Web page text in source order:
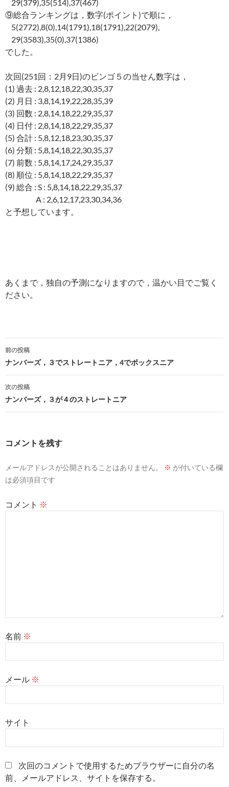
29(379),35(514),37(467)
⑨総合ランキングは，数字(ポイント)で順に，
5(2772),8(0),14(1791),18(1791),22(2079),
29(3583),35(0),37(1386)
でした。
次回(251回：2月9日)のビンゴ５の当せん数字は，
(1) 過去 : 2,8,12,18,22,30,35,37
(2) 月日 : 3,8,14,19,22,28,35,39
(3) 回数 : 2,8,14,18,22,29,35,37
(4) 日付 : 2,8,14,18,22,29,35,37
(5) 合計 : 5,8,12,18,23,30,35,37
(6) 分類 : 5,8,14,18,22,30,35,37
(7) 前数 : 5,8,14,17,24,29,35,37
(8) 順位 : 5,8,14,18,22,29,35,37
(9) 総合 : S : 5,8,14,18,22,29,35,37
A : 2,6,12,17,23,30,34,36
と予想しています。
あくまで，独自の予測になりますので，温かい目でご覧く
ださい。
投
稿
ナ
ビ
ゲ
ョ
前の投稿
ナンバーズ，３でストレートニア，4でボックスニア
次の投稿
ナンバーズ，３が４のストレートニア
コメントを残す
メールアドレスが公開されることはありません。 ※ が付いている欄
は必須項目です
コメント ※
名前 ※
メール ※
サイト
次回のコメントで使用するためブラウザーに自分の名
前、メールアドレス、サイトを保存する。